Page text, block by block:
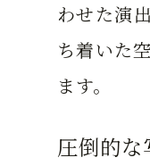
わせた演
ち着いた
ます。
圧倒的